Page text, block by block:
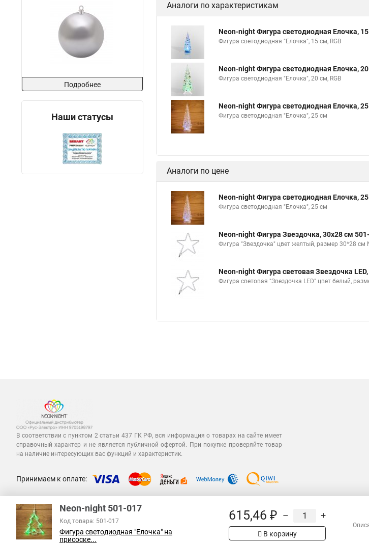
Подробнее
Наши статусы
Аналоги по характеристикам
Neon-night Фигура светодиодная Елочка,
Фигура светодиодная "Елочка", 15 см, RGB
Neon-night Фигура светодиодная Елочка,
Фигура светодиодная "Елочка", 20 см, RGB
Neon-night Фигура светодиодная Елочка,
Фигура светодиодная "Елочка", 25 см
Аналоги по цене
Neon-night Фигура светодиодная Елочка,
Фигура светодиодная "Елочка", 25 см
Neon-night Фигура Звездочка, 30х28 см
Фигура "Звездочка" цвет желтый, размер 30*28 см
Neon-night Фигура световая Звездочка
Фигура световая "Звездочка LED" цвет белый,
В соответствии с пунктом 2 статьи 437 ГК РФ, вся информация о товарах на сайте имеет
справочный характер и не является публичной офертой. При покупке проверяйте товар
на наличие интересующих вас функций и характеристик.
Принимаем к оплате:
Neon-night 501-017
Код товара: 501-017
Фигура светодиодная "Елочка" на
присоске...
615,46 ₽ – +
В корзину